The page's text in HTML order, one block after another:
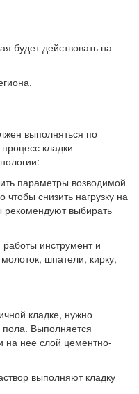
будет действовать на
выполняться по
кладки
параметры возводимой
снизить нагрузку на
рекомендуют выбирать
инструмент и
шпатели, кирку,
кладке, нужно
пола. Выполняется
на нее слой цементно-
выполняют кладку